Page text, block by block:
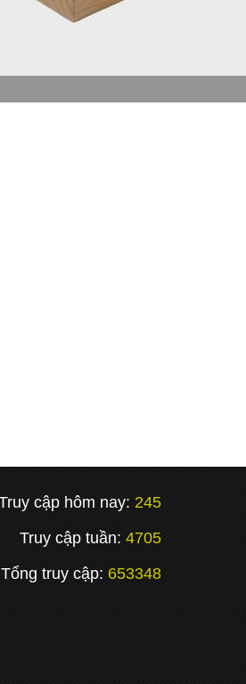
cập hôm nay: 245
Truy cập tuần: 4705
Tổng truy cập: 653348